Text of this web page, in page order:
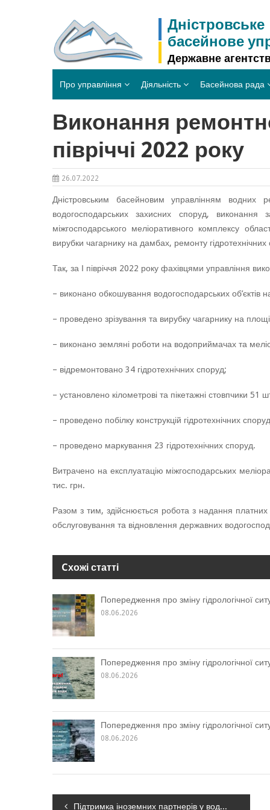
Дністровське
басейнове
Державне
Про управління Діяльність Басейнова рада
Виконання
півріччі 2022 року
26.07.2022
Дністровським басейновим управлінням водних
водогосподарських захисних споруд, виконання
міжгосподарського меліоративного комплексу
вирубки чагарнику на дамбах, ремонту гідротехнічних
Так, за І півріччя 2022 року фахівцями управління
– виконано обкошування водогосподарських об’єктів
– проведено зрізування та вирубку чагарнику на
– виконано земляні роботи на водоприймачах та
– відремонтовано 34 гідротехнічних споруд;
– установлено кілометрові та пікетажні стовпчики 51
– проведено побілку конструкцій гідротехнічних
– проведено маркування 23 гідротехнічних споруд.
Витрачено на експлуатацію міжгосподарських
тис. грн.
Разом з тим, здійснюється робота з надання
обслуговування та відновлення державних
Cхожі статті
Попередження про зміну гідрологічної
08.06.2026
Попередження про зміну гідрологічної
08.06.2026
Попередження про зміну гідрологічної
08.06.2026
Навігація
Підтримка іноземних партнерів у водному секторі є надзвичайно важливою для України